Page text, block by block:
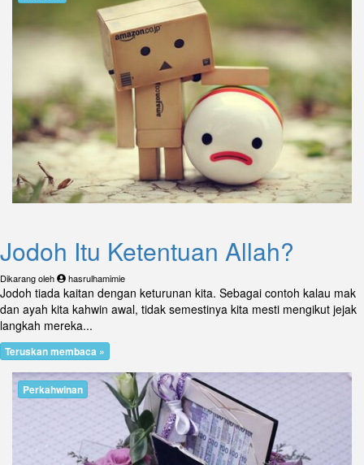
Jodoh Itu Ketentuan Allah?
Dikarang oleh hasrulhamimie
Jodoh tiada kaitan dengan keturunan kita. Sebagai contoh kalau mak
dan ayah kita kahwin awal, tidak semestinya kita mesti mengikut jejak
langkah mereka...
Teruskan membaca »
Perkahwinan